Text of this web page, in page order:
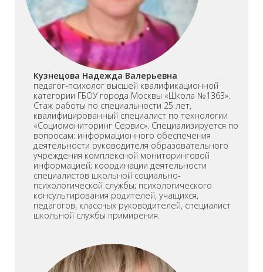
Кузнецова Надежда Валерьевна
педагог-психолог высшей квалификационной
категории ГБОУ города Москвы «Школа №1363».
Стаж работы по специальности 25 лет,
квалифицированный специалист по технологии
«Социомониторинг Сервис». Специализируется по
вопросам: информационного обеспечения
деятельности руководителя образовательного
учреждения комплексной мониторинговой
информацией; координации деятельности
специалистов школьной социально-
психологической службы; психологического
консультирования родителей, учащихся,
педагогов, классных руководителей, специалист
школьной службы примирения.